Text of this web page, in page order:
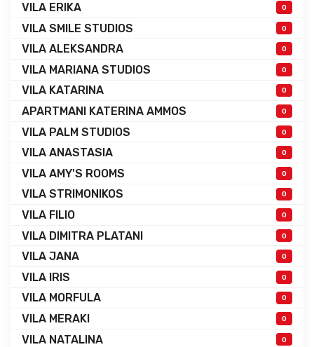
VILA ERIKA 0
VILA SMILE STUDIOS 0
VILA ALEKSANDRA 0
VILA MARIANA STUDIOS 0
VILA KATARINA 0
APARTMANI KATERINA AMMOS 0
VILA PALM STUDIOS 0
VILA ANASTASIA 0
VILA AMY'S ROOMS 0
VILA STRIMONIKOS 0
VILA FILIO 0
VILA DIMITRA PLATANI 0
VILA JANA 0
VILA IRIS 0
VILA MORFULA 0
VILA MERAKI 0
VILA NATALINA 0